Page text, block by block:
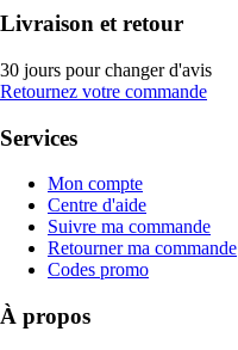
Livraison et retour
30 jours pour changer d'avis
Retournez votre commande
Services
Mon compte
Centre d'aide
Suivre ma commande
Retourner ma commande
Codes promo
À propos